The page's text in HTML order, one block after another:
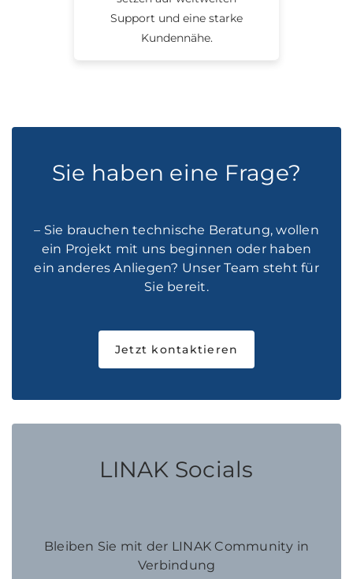
Support und eine starke
Kundennähe.
Sie haben eine Frage?
– Sie brauchen technische Beratung, wollen
ein Projekt mit uns beginnen oder haben
ein anderes Anliegen? Unser Team steht für
Sie bereit.
Jetzt kontaktieren
LINAK Socials
Bleiben Sie mit der LINAK Community in
Verbindung